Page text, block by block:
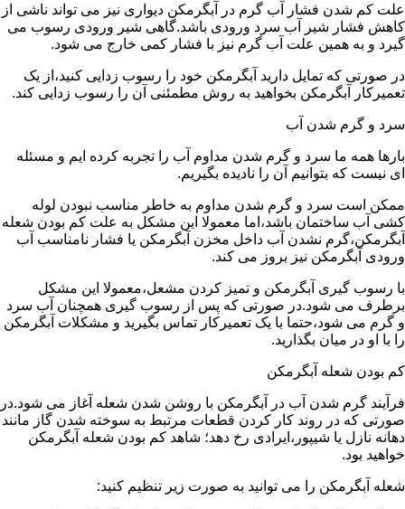
علت کم شدن فشار آب گرم در آبگرمکن دیواری نیز می تواند ناشی از
کاهش فشار شیر آب سرد ورودی باشد.گاهی شیر ورودی رسوب می
گیرد و به همین علت آب گرم نیز با فشار کمی خارج می شود.
در صورتی که تمایل دارید آبگرمکن خود را رسوب زدایی کنید،از یک
تعمیرکار آبگرمکن بخواهید به روش مطمئنی آن را رسوب زدایی کند.
سرد و گرم شدن آب
بارها همه ما سرد و گرم شدن مداوم آب را تجربه کرده ایم و مسئله
ای نیست که بتوانیم آن را نادیده بگیریم.
ممکن است سرد و گرم شدن مداوم به خاطر مناسب نبودن لوله
کشی آب ساختمان باشد،اما معمولا این مشکل به علت کم بودن شعله
آبگرمکن،گرم نشدن آب داخل مخزن آبگرمکن یا فشار نامناسب آب
ورودی آبگرمکن نیز بروز می کند.
با رسوب گیری آبگرمکن و تمیز کردن مشعل،معمولا این مشکل
برطرف می شود.در صورتی که پس از رسوب گیری همچنان آب سرد
و گرم می شود،حتما با یک تعمیرکار تماس بگیرید و مشکلات آبگرمکن
را با او در میان بگذارید.
کم بودن شعله آبگرمکن
فرآیند گرم شدن آب در آبگرمکن با روشن شدن شعله آغاز می شود.در
صورتی که در روند کار کردن قطعات مرتبط به سوخته شدن گاز مانند
دهانه نازل یا شیپور،ایرادی رخ دهد؛ شاهد کم بودن شعله آبگرمکن
خواهید بود.
شعله آبگرمکن را می توانید به صورت زیر تنظیم کنید: